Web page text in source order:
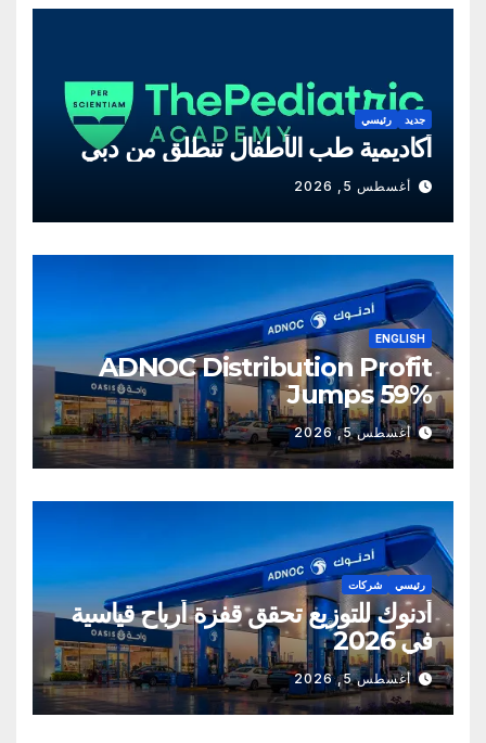
جديد رئيسي
أكاديمية طب الأطفال تنطلق من دبي
أغسطس 5, 2026
ENGLISH
ADNOC Distribution Profit
Jumps 59%
أغسطس 5, 2026
رئيسي شركات
أدنوك للتوزيع تحقق قفزة أرباح قياسية
في 2026
أغسطس 5, 2026